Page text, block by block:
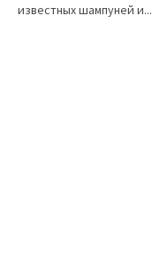
известных шампуней и...